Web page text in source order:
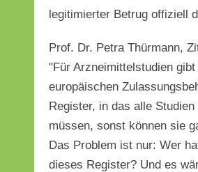
legitimierter Betrug offiziell
Prof. Dr. Petra Thürmann,
"Für Arzneimittelstudien
europäischen
Register, in das alle
müssen, sonst können sie
Das Problem ist nur: Wer
dieses Register? Und es